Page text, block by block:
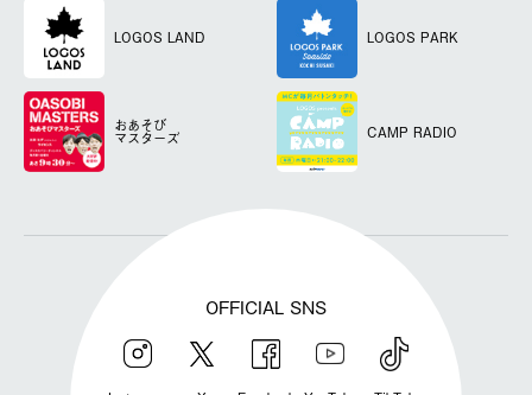
LOGOS LAND LOGOS PARK
おあそび
マスターズ CAMP RADIO
OFFICIAL SNS